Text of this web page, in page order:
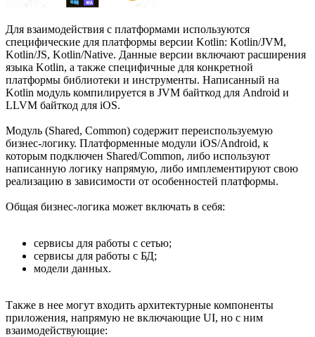
Для взаимодействия с платформами используются
специфические для платформы версии Kotlin: Kotlin/JVM,
Kotlin/JS, Kotlin/Native. Данные версии включают расширения
языка Kotlin, а также специфичные для конкретной
платформы библиотеки и инструменты. Написанный на
Kotlin модуль компилируется в JVM байткод для Android и
LLVM байткод для iOS.
Модуль (Shared, Common) содержит переиспользуемую
бизнес-логику. Платформенные модули iOS/Android, к
которым подключен Shared/Common, либо используют
написанную логику напрямую, либо имплементируют свою
реализацию в зависимости от особенностей платформы.
Общая бизнес-логика может включать в себя:
сервисы для работы с сетью;
сервисы для работы с БД;
модели данных.
Также в нее могут входить архитектурные компоненты
приложения, напрямую не включающие UI, но с ним
взаимодействующие: